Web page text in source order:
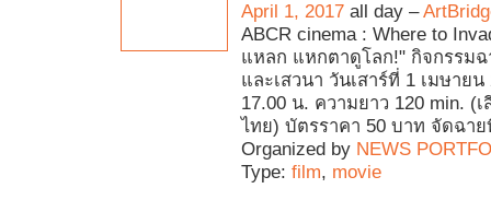
April 1, 2017 all day –
ABCR cinema : Where to
แหลก แหกตาดูโลก!" กิจกรรม
และเสวนา วันเสาร์ที่ 1 เมษายน
17.00 น. ความยาว 120 min. (
ไทย) บัตรราคา 50 บาท จัดฉา
Organized by NEWS
Type: film, movie